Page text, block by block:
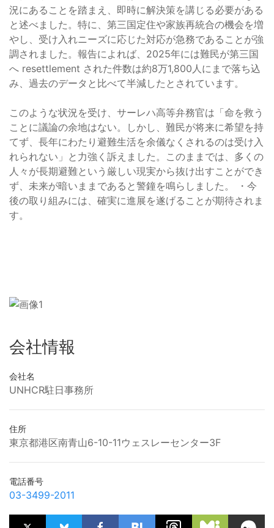
況にあることを踏まえ、即時に解決策を講じる必要がある
と述べました。特に、第三国定住や家族再統合の機会を増
やし、受け入れニーズに応じた対応が急務であることが強
調されました。報告によれば、2025年には難民が第三国
へ resettlement された件数は約8万1,800人にまで落ち込
み、過去のデータと比べて半減したとされています。
このような状況を受け、サーレハ高等弁務官は「命を救う
ことに議論の余地はない。しかし、難民が将来に希望を持
てず、長年にわたり避難生活を余儀なくされるのは受け入
れられない」と力強く訴えました。このままでは、多くの
人々が長期避難という厳しい現実から抜け出すことができ
ず、未来が暗いままであると警鐘を鳴らしました。 ・今
後の取り組みには、確実に進展を遂げることが期待されま
す。
会社情報
会社名
UNHCR駐日事務所
住所
東京都港区南青山6-10-11ウェスレーセンター3F
電話番号
03-3499-2011